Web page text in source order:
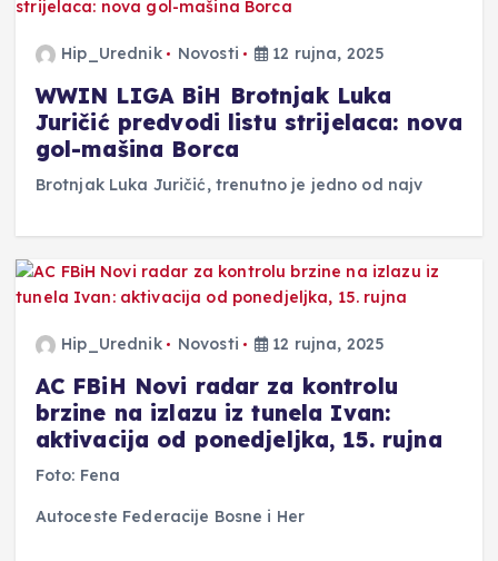
Hip_Urednik Novosti 12 rujna, 2025
WWIN LIGA BiH Brotnjak Luka
Juričić predvodi listu strijelaca: nova
gol-mašina Borca
Brotnjak Luka Juričić, trenutno je jedno od najv
Hip_Urednik Novosti 12 rujna, 2025
AC FBiH Novi radar za kontrolu
brzine na izlazu iz tunela Ivan:
aktivacija od ponedjeljka, 15. rujna
Foto: Fena
Autoceste Federacije Bosne i Her